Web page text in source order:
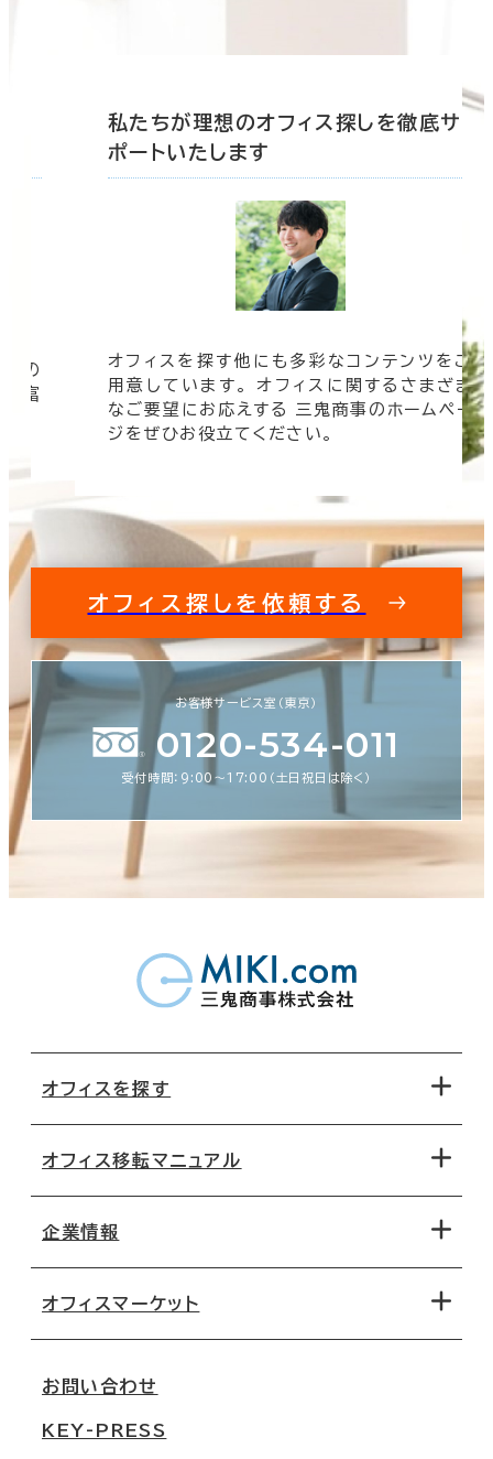
の
豊富
私たちが理想のオフィス探しを徹底サ
ポートいたします
オフィスを探す他にも多彩なコンテンツをご
用意しています。 オフィスに関するさまざま
なご要望にお応えする 三鬼商事のホームペー
ジをぜひお役立てください。
オフィス探しを依頼する
お客様サービス室（東京）
0120-534-011
受付時間：9:00〜17:00（土日祝日は除く）
オフィスを探す
地図から探す
路線・駅から探す
オフィス移転マニュアル
移転コストシミュレーション
移転スケジュール
オフィス移転Q&A
企業情報
オフィスマーケット
大阪
お問い合わせ
KEY-PRESS